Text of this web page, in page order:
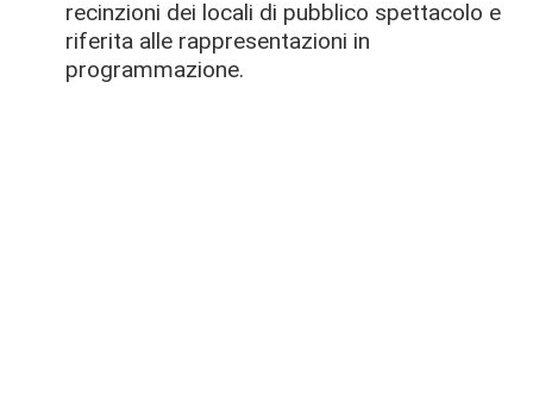
recinzioni dei locali di pubblico spettacolo e
riferita alle rappresentazioni in
programmazione.